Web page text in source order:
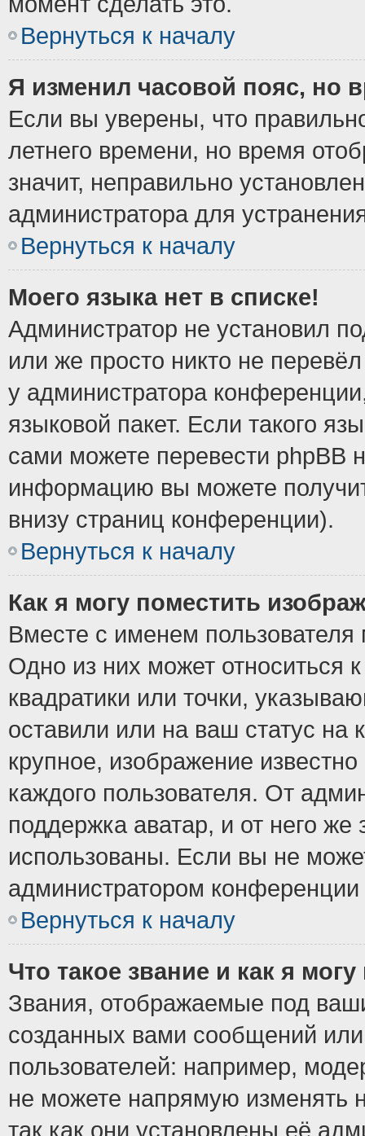
Вернуться к началу
Я изменил часовой пояс, но
Если вы уверены, что
летнего времени, но время
значит, неправильно
администратора для
Вернуться к началу
Моего языка нет в списке!
Администратор не установил
или же просто никто не
у администратора
языковой пакет. Если такого
сами можете перевести phpBB
информацию вы можете
внизу страниц конференции).
Вернуться к началу
Как я могу поместить
Вместе с именем пользователя
Одно из них может относиться
квадратики или точки,
оставили или на ваш статус
крупное, изображение
каждого пользователя. От
поддержка аватар, и от него же
использованы. Если вы не
администратором
Вернуться к началу
Что такое звание и как я
Звания, отображаемые под
созданных вами сообщений
пользователей: например,
не можете напрямую изменять
так как они установлены её